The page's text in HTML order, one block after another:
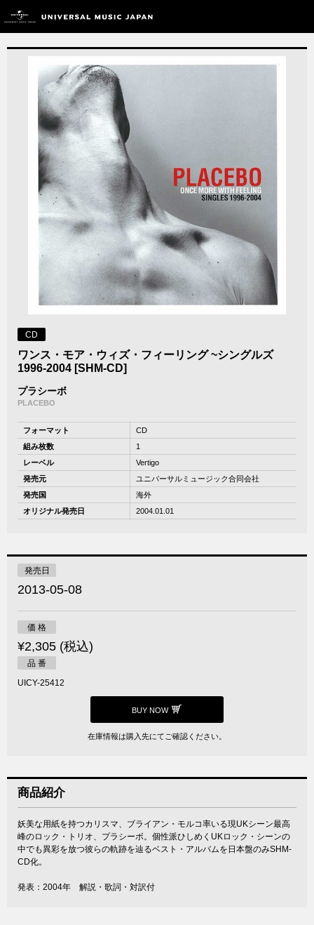
CD
ワンス・モア・ウィズ・フィーリング ~シングルズ
1996-2004 [SHM-CD]
プラシーボ
PLACEBO
フォーマット
CD
組み枚数
1
レーベル
Vertigo
発売元
ユニバーサルミュージック合同会社
発売国
海外
オリジナル発売日
2004.01.01
発売日
2013-05-08
価 格
¥2,305 (税込)
品 番
UICY-25412
BUY NOW
在庫情報は購入先にてご確認ください。
商品紹介
妖美な用紙を持つカリスマ、ブライアン・モルコ率いる現UKシーン最高
峰のロック・トリオ、プラシーボ。個性派ひしめくUKロック・シーンの
中でも異彩を放つ彼らの軌跡を辿るベスト・アルバムを日本盤のみSHM-
CD化。
発表：2004年 解説・歌詞・対訳付